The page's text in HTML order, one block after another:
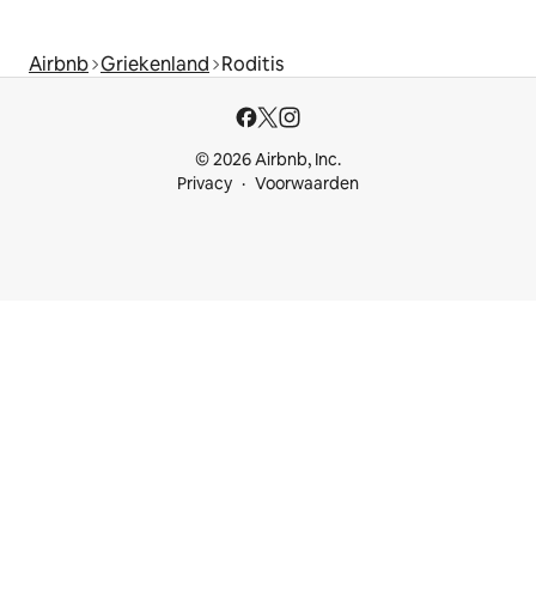
Airbnb Griekenland Roditis
© 2026 Airbnb, Inc.
Privacy
Voorwaarden